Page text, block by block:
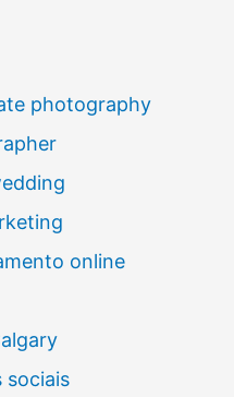
photography
online
sociais